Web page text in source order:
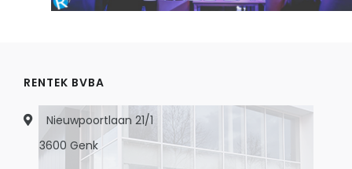
RENTEK BVBA
Nieuwpoortlaan 21/1
3600 Genk